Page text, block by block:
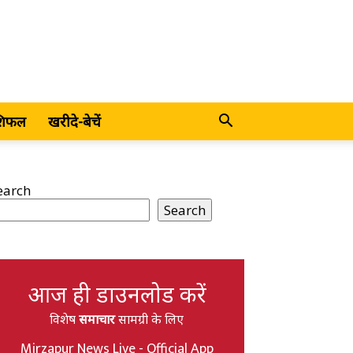
खरीदे-बेचें
Search
आज ही डाउनलोड करें
विशेषसमाचारसामग्री के लिए